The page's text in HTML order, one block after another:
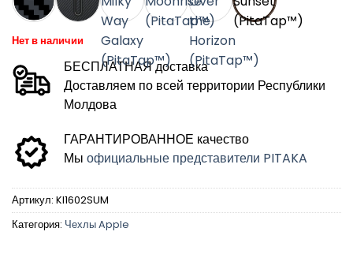
Нет в наличии
БЕСПЛАТНАЯ доставка
Доставляем по всей территории Республики
Молдова
ГАРАНТИРОВАННОЕ качество
Мы официальные представители PITAKA
Артикул: KI1602SUM
Категория: Чехлы Apple